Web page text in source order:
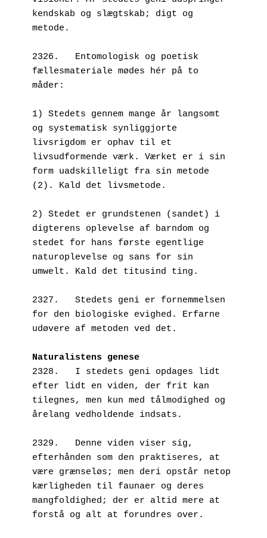
kendskab og slægtskab; digt og
metode.
2326.   Entomologisk og poetisk
fællesmateriale mødes hér på to
måder:
1) Stedets gennem mange år langsomt
og systematisk synliggjorte
livsrigdom er ophav til et
livsudformende værk. Værket er i sin
form uadskilleligt fra sin metode
(2). Kald det livsmetode.
2) Stedet er grundstenen (sandet) i
digterens oplevelse af barndom og
stedet for hans første egentlige
naturoplevelse og sans for sin
umwelt. Kald det titusind ting.
2327.   Stedets geni er fornemmelsen
for den biologiske evighed. Erfarne
udøvere af metoden ved det.
Naturalistens genese
2328.   I stedets geni opdages lidt
efter lidt en viden, der frit kan
tilegnes, men kun med tålmodighed og
årelang vedholdende indsats.
2329.   Denne viden viser sig,
efterhånden som den praktiseres, at
være grænseløs; men deri opstår netop
kærligheden til faunaer og deres
mangfoldighed; der er altid mere at
forstå og alt at forundres over.